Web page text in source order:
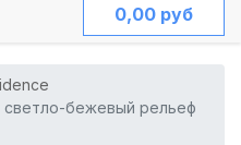
0,00 руб
светло-бежевый рельеф